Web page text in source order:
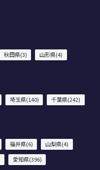
秋田県(3)
山形県(4)
埼玉県(140)
千葉県(242)
福井県(6)
山梨県(4)
愛知県(396)